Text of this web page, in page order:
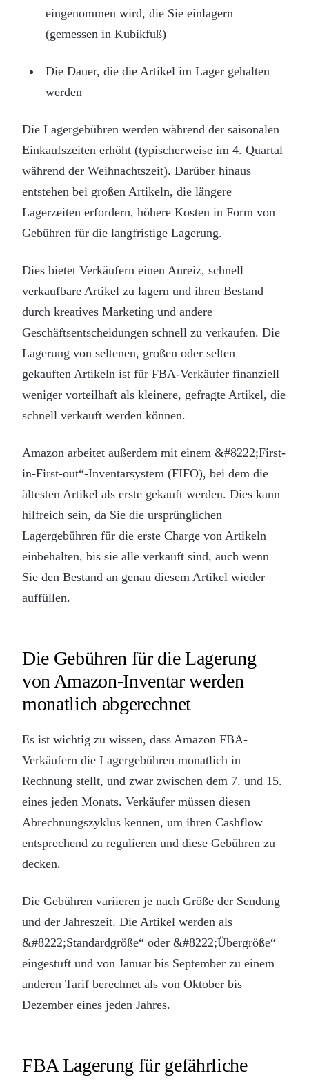
eingenommen wird, die Sie einlagern
(gemessen in Kubikfuß)
Die Dauer, die die Artikel im Lager gehalten
werden
Die Lagergebühren werden während der saisonalen
Einkaufszeiten erhöht (typischerweise im 4. Quartal
während der Weihnachtszeit). Darüber hinaus
entstehen bei großen Artikeln, die längere
Lagerzeiten erfordern, höhere Kosten in Form von
Gebühren für die langfristige Lagerung.
Dies bietet Verkäufern einen Anreiz, schnell
verkaufbare Artikel zu lagern und ihren Bestand
durch kreatives Marketing und andere
Geschäftsentscheidungen schnell zu verkaufen. Die
Lagerung von seltenen, großen oder selten
gekauften Artikeln ist für FBA-Verkäufer finanziell
weniger vorteilhaft als kleinere, gefragte Artikel, die
schnell verkauft werden können.
Amazon arbeitet außerdem mit einem &#8222;First-
in-First-out“-Inventarsystem (FIFO), bei dem die
ältesten Artikel als erste gekauft werden. Dies kann
hilfreich sein, da Sie die ursprünglichen
Lagergebühren für die erste Charge von Artikeln
einbehalten, bis sie alle verkauft sind, auch wenn
Sie den Bestand an genau diesem Artikel wieder
auffüllen.
Die Gebühren für die Lagerung
von Amazon-Inventar werden
monatlich abgerechnet
Es ist wichtig zu wissen, dass Amazon FBA-
Verkäufern die Lagergebühren monatlich in
Rechnung stellt, und zwar zwischen dem 7. und 15.
eines jeden Monats. Verkäufer müssen diesen
Abrechnungszyklus kennen, um ihren Cashflow
entsprechend zu regulieren und diese Gebühren zu
decken.
Die Gebühren variieren je nach Größe der Sendung
und der Jahreszeit. Die Artikel werden als
&#8222;Standardgröße“ oder &#8222;Übergröße“
eingestuft und von Januar bis September zu einem
anderen Tarif berechnet als von Oktober bis
Dezember eines jeden Jahres.
FBA Lagerung für gefährliche